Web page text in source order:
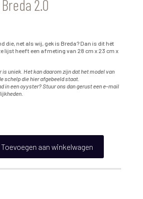
2.0
die, net als wij, gek is Breda? Dan is dit hét
lijst heeft een afmeting van 28 cm x 23 cm x
uniek. Het kan daarom zijn dat het model van
schelp die hier afgebeeld staat.
in een oyyster? Stuur ons dan gerust een e-mail
Toevoegen aan winkelwagen